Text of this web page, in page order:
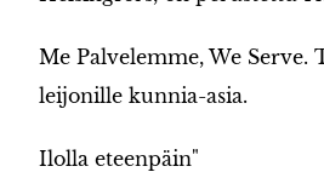
Me Palvelemme, We Serve.
leijonille kunnia-asia.
Ilolla eteenpäin"